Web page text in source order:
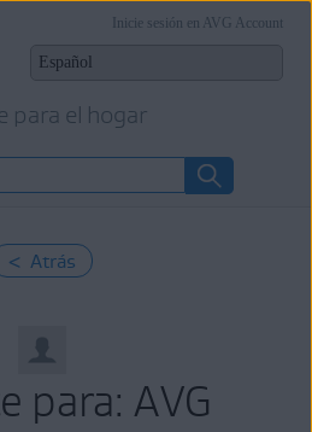
para el hogar
Inicie sesión en AVG Account
< Atrás
para: AVG